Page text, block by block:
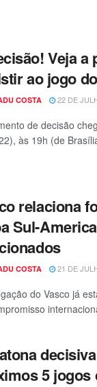
Veja a
ao jogo
COSTA 22 DE
de decisão
às 19h (de
relaciona
Sul-
COSTA 21 DE
do Vasco já
5 jogos